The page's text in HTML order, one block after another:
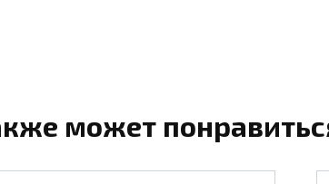
может